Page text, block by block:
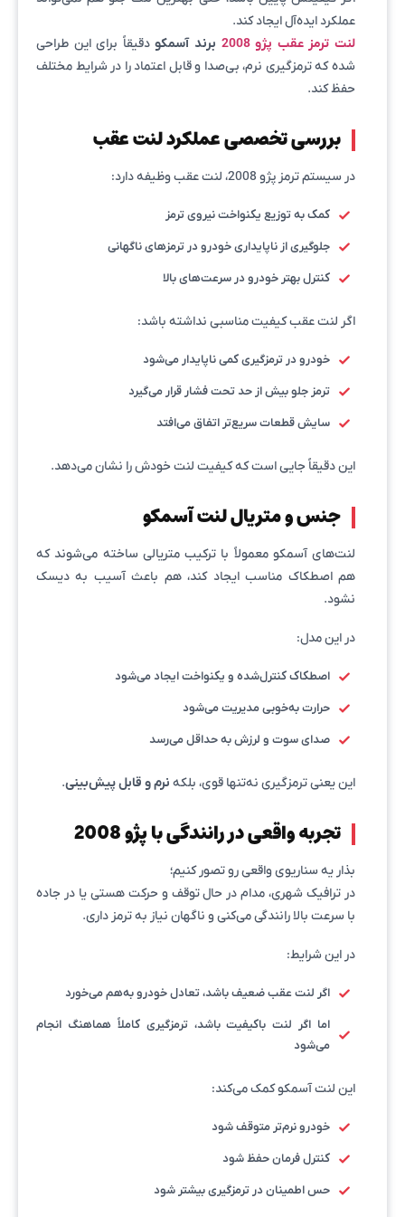
عملکرد ایده‌آل ایجاد کند.
لنت ترمز عقب پژو 2008
برند آسمکودقیقاً برای این طراحی
شده که ترمزگیری نرم، بی‌صدا و قابل اعتماد را در شرایط مختلف
حفظ کند.
بررسی تخصصی عملکرد لنت عقب
در سیستم ترمز پژو 2008، لنت عقب وظیفه دارد:
کمک به توزیع یکنواخت نیروی ترمز
جلوگیری از ناپایداری خودرو در ترمزهای ناگهانی
کنترل بهتر خودرو در سرعت‌های بالا
اگر لنت عقب کیفیت مناسبی نداشته باشد:
خودرو در ترمزگیری کمی ناپایدار می‌شود
ترمز جلو بیش از حد تحت فشار قرار می‌گیرد
سایش قطعات سریع‌تر اتفاق می‌افتد
این دقیقاً جایی است که کیفیت لنت خودش را نشان می‌دهد.
جنس و متریال لنت آسمکو
لنت‌های آسمکو معمولاً با ترکیب متریالی ساخته می‌شوند که
هم اصطکاک مناسب ایجاد کند، هم باعث آسیب به دیسک
نشود.
در این مدل:
اصطکاک کنترل‌شده و یکنواخت ایجاد می‌شود
حرارت به‌خوبی مدیریت می‌شود
صدای سوت و لرزش به حداقل می‌رسد
این یعنی ترمزگیری نه‌تنها قوی، بلکه نرم و قابل پیش‌بینی.
تجربه واقعی در رانندگی با پژو 2008
بذار یه سناریوی واقعی رو تصور کنیم؛
در ترافیک شهری، مدام در حال توقف و حرکت هستی یا در جاده
با سرعت بالا رانندگی می‌کنی و ناگهان نیاز به ترمز داری.
در این شرایط:
اگر لنت عقب ضعیف باشد، تعادل خودرو به‌هم می‌خورد
اما اگر لنت باکیفیت باشد، ترمزگیری کاملاً هماهنگ انجام
می‌شود
این لنت آسمکو کمک می‌کند:
خودرو نرم‌تر متوقف شود
کنترل فرمان حفظ شود
حس اطمینان در ترمزگیری بیشتر شود